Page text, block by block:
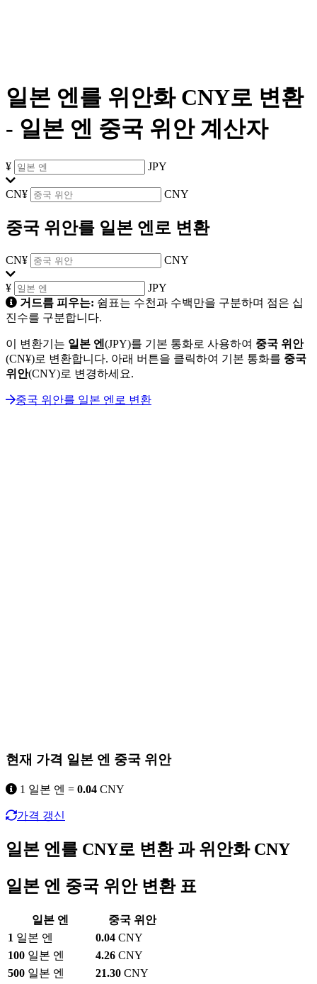
일본 엔를 위안화 CNY로 변환
- 일본 엔 중국 위안 계산자
¥ JPY
CN¥ CNY
중국 위안를 일본 엔로 변환
CN¥ CNY
¥
JPY
거드름 피우는: 쉼표는 수천과 수백만을 구분하며 점은 십
진수를 구분합니다.
이 변환기는 일본 엔 (JPY)를 기본 통화로 사용하여 중국 위안
(CN¥)로 변환합니다. 아래 버튼을 클릭하여 기본 통화를 중국
위안(CNY)로 변경하세요.
중국 위안를 일본 엔로 변환
현재 가격 일본 엔 중국 위안
1 일본 엔 = 0.04 CNY
가격 갱신
일본 엔를 CNY로 변환 과 위안화 CNY
일본 엔 중국 위안 변환 표
일본 엔
중국 위안
1 일본 엔 0.04 CNY
100 일본 엔 4.26 CNY
500 일본 엔 21.30 CNY